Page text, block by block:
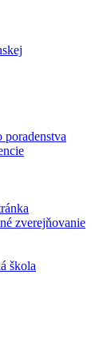
poradenstva
zverejňovanie
škola